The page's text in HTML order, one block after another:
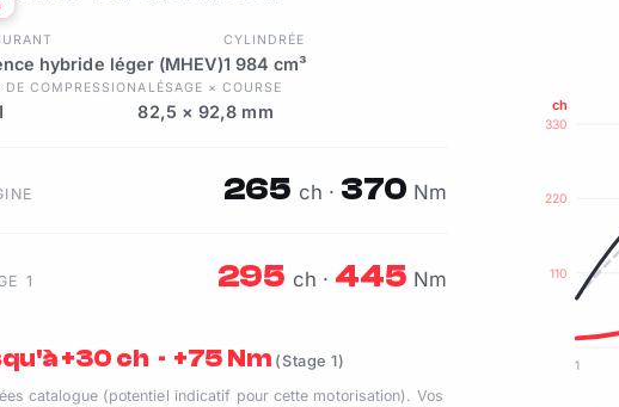
hybride léger (MHEV)
CYLINDRÉE
1 984 cm³
DE COMPRESSIONALÉSAGE × COURSE
82,5 × 92,8 mm
265 ch · 370 Nm
1 295 ch · 445 Nm
+30 ch · +75 Nm (Stage 1)
catalogue (potentiel indicatif pour cette motorisation). Vos
110
220
330
ch
1